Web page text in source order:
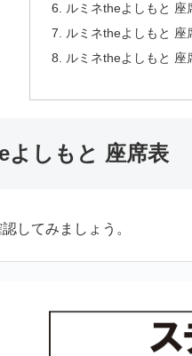
ルミネtheよしもと
ルミネtheよしもと
ルミネtheよしもと
よしもと 座席表
してみましょう。